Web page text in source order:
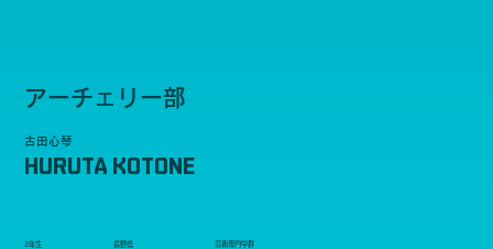
アーチェリー部
古田心琴
HURUTA KOTONE
2年生 長野県 芸術専門学群